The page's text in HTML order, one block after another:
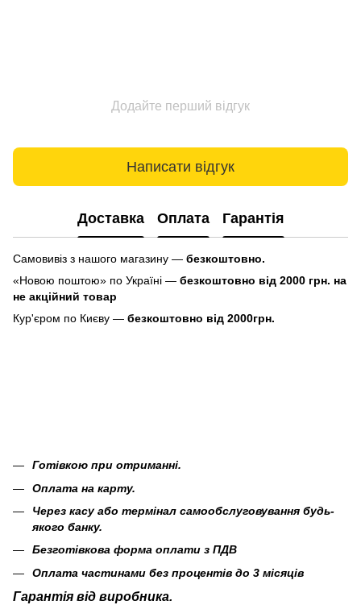
Додайте перший відгук
Написати відгук
Доставка Оплата Гарантія
Самовивіз з нашого магазину — безкоштовно.
«Новою поштою» по Україні — безкоштовно від 2000 грн. на
не акційний товар
Кур'єром по Києву — безкоштовно від 2000грн.
Готівкою при отриманні.
Оплата на карту.
Через касу або термінал самообслуговування будь-
якого банку.
Безготівкова форма оплати з ПДВ
Оплата частинами без процентів до 3 місяців
Гарантія від виробника.